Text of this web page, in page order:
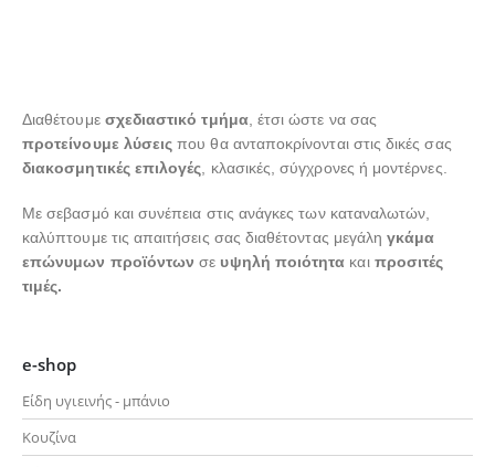
Διαθέτουμε σχεδιαστικό τμήμα, έτσι ώστε να σας
προτείνουμε λύσεις που θα ανταποκρίνονται στις δικές σας
διακοσμητικές επιλογές , κλασικές, σύγχρονες ή μοντέρνες.
Με σεβασμό και συνέπεια στις ανάγκες των καταναλωτών,
καλύπτουμε τις απαιτήσεις σας διαθέτοντας μεγάληγκάμα
επώνυμων προϊόντων σε υψηλή ποιότητα και προσιτές
τιμές.
e-shop
Είδη υγιεινής - μπάνιο
Κουζίνα